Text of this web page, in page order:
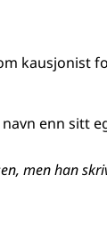
kausjonist
enn sitt
men han